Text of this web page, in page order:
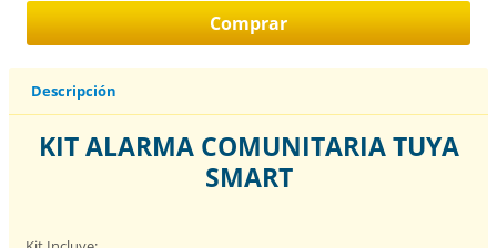
Descripción
KIT ALARMA COMUNITARIA TUYA
SMART